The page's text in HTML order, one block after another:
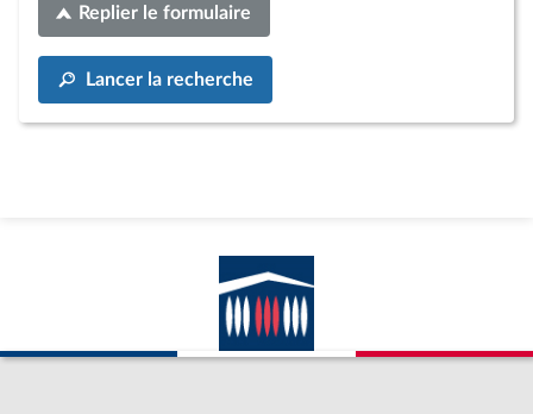
Replier le formulaire
Lancer la recherche